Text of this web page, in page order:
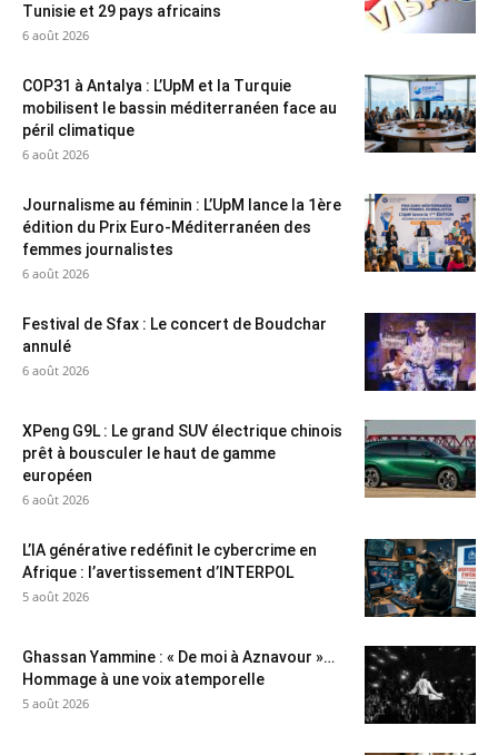
Tunisie et 29 pays africains
6 août 2026
COP31 à Antalya : L’UpM et la Turquie
mobilisent le bassin méditerranéen face au
péril climatique
6 août 2026
Journalisme au féminin : L’UpM lance la 1ère
édition du Prix Euro-Méditerranéen des
femmes journalistes
6 août 2026
Festival de Sfax : Le concert de Boudchar
annulé
6 août 2026
XPeng G9L : Le grand SUV électrique chinois
prêt à bousculer le haut de gamme
européen
6 août 2026
L’IA générative redéfinit le cybercrime en
Afrique : l’avertissement d’INTERPOL
5 août 2026
Ghassan Yammine : « De moi à Aznavour »…
Hommage à une voix atemporelle
5 août 2026